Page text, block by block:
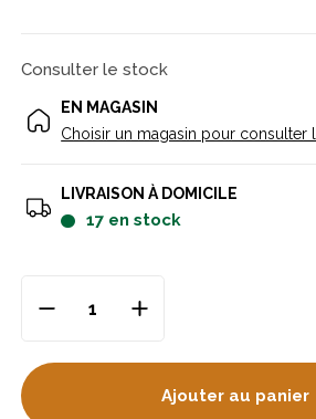
Consulter le stock
EN MAGASIN
Choisir un magasin pour consulter
LIVRAISON À DOMICILE
17 en stock
Ajouter au panier